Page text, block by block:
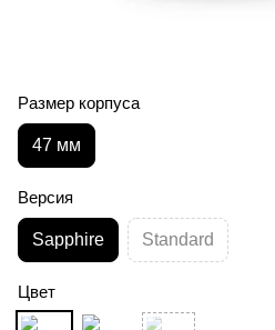
Размер корпуса
47 мм
Версия
Sapphire Standard
Цвет